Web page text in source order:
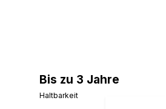
Bis zu 3 Jahre
Haltbarkeit